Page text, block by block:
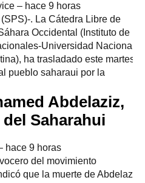
– ‎hace 9 horas‎
. La Cátedra Libre de
Occidental (Instituto de
Universidad Nacional
ha trasladado este martes
pueblo saharaui por la
Abdelaziz,
Saharahui
‎hace 9 horas‎
del movimiento
que la muerte de Abdelaziz